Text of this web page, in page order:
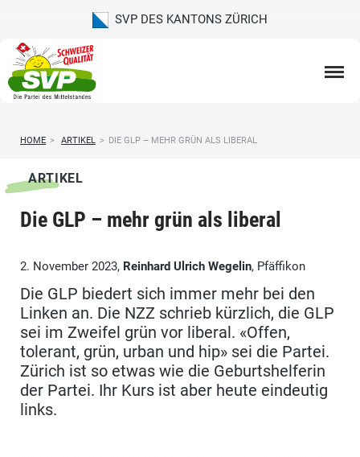
SVP DES KANTONS ZÜRICH
HOME > ARTIKEL > DIE GLP – MEHR GRÜN ALS LIBERAL
ARTIKEL
Die GLP – mehr grün als liberal
2. November 2023, Reinhard Ulrich Wegelin, Pfäffikon
Die GLP biedert sich immer mehr bei den
Linken an. Die NZZ schrieb kürzlich, die GLP
sei im Zweifel grün vor liberal. «Offen,
tolerant, grün, urban und hip» sei die Partei.
Zürich ist so etwas wie die Geburtshelferin
der Partei. Ihr Kurs ist aber heute eindeutig
links.